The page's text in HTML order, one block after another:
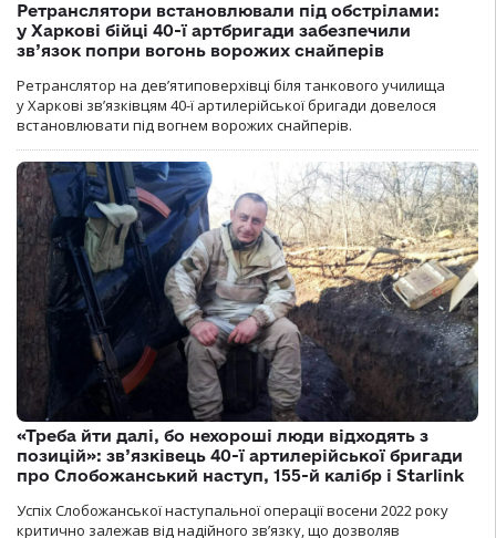
Ретранслятори встановлювали під обстрілами:
у Харкові бійці 40-ї артбригади забезпечили
зв’язок попри вогонь ворожих снайперів
Ретранслятор на дев’ятиповерхівці біля танкового училища
у Харкові зв’язківцям 40-ї артилерійської бригади довелося
встановлювати під вогнем ворожих снайперів.
«Треба йти далі, бо нехороші люди відходять з
позицій»: зв’язківець 40-ї артилерійської бригади
про Слобожанський наступ, 155-й калібр і Starlink
Успіх Слобожанської наступальної операції восени 2022 року
критично залежав від надійного зв’язку, що дозволяв